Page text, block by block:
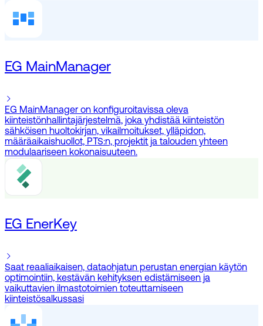
EG MainManager
EG MainManager on konfiguroitavissa oleva
kiinteistönhallintajärjestelmä, joka yhdistää kiinteistön
sähköisen huoltokirjan, vikailmoitukset, ylläpidon,
määräaikaishuollot, PTS:n, projektit ja talouden yhteen
modulaariseen kokonaisuuteen.
EG EnerKey
Saat reaaliaikaisen, dataohjatun perustan energian käytön
optimointiin, kestävän kehityksen edistämiseen ja
vaikuttavien ilmastotoimien toteuttamiseen
kiinteistösalkussasi